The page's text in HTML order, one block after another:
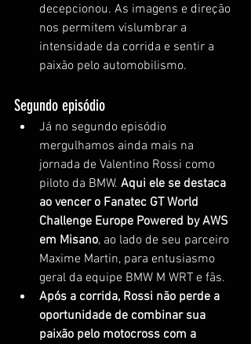
decepcionou. As imagens e direção
nos permitem vislumbrar a
intensidade da corrida e sentir a
paixão pelo automobilismo.
Segundo episódio
Já no segundo episódio
mergulhamos ainda mais na
jornada de Valentino Rossi como
piloto da BMW. Aqui ele se destaca
ao vencer o Fanatec GT World
Challenge Europe Powered by AWS
em Misano, ao lado de seu parceiro
Maxime Martin, para entusiasmo
geral da equipe BMW M WRT e fãs.
Após a corrida, Rossi não perde a
oportunidade de combinar sua
paixão pelo motocross com a